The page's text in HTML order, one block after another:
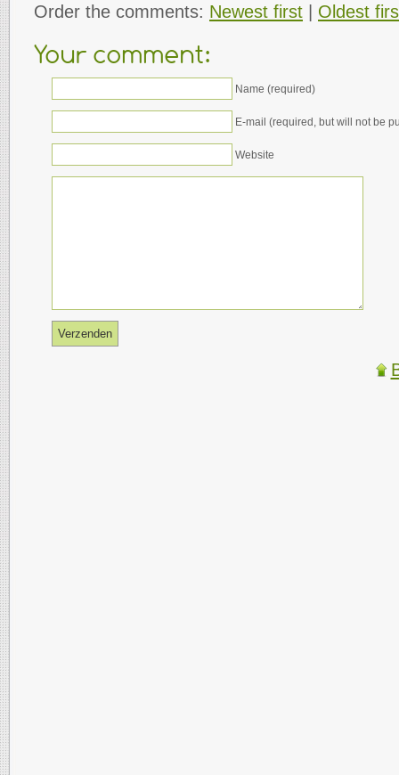
Order the comments: Newest first Oldest
Your comment:
Name (required)
E-mail (required, but will not be
Website
Verzenden